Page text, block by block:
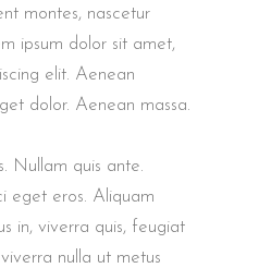
montes, nascetur
ipsum dolor sit amet,
elit. Aenean
dolor. Aenean massa.
Nullam quis ante.
eget eros. Aliquam
in, viverra quis, feugiat
nulla ut metus